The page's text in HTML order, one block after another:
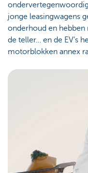
jonge leasingwagens
onderhoud en
de teller… en de EV’s
motorblokken annex